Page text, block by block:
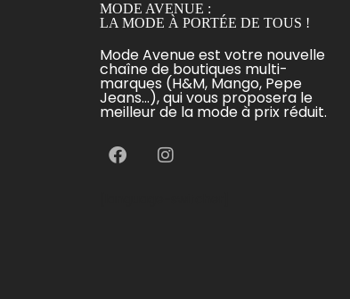
MODE AVENUE :
LA MODE À PORTÉE DE TOUS !
Mode Avenue est votre nouvelle
chaîne de boutiques multi-
marques (H&M, Mango, Pepe
Jeans...), qui vous proposera le
meilleur de la mode à prix réduit.